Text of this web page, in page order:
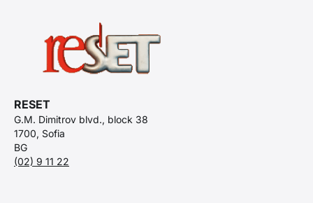
RESET
G.M. Dimitrov blvd., block 38
1700, Sofia
BG
(02) 9 11 22